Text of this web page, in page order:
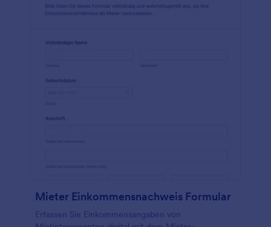
Mieter Einkommensnachweis Formular
Erfassen Sie Einkommensangaben von